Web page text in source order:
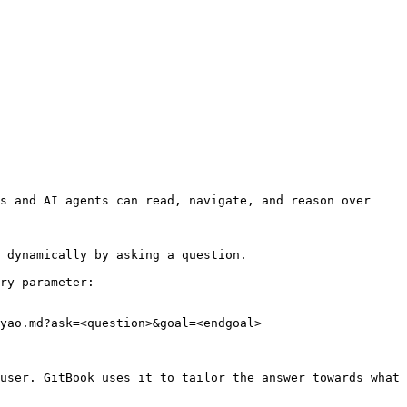
and AI agents can read, navigate, and reason over
by asking a question.
parameter:
GitBook uses it to tailor the answer towards what